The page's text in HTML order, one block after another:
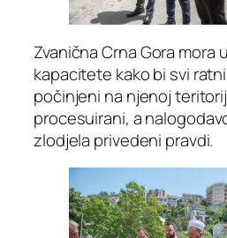
Zvanična Crna Gora mora
kapacitete kako bi svi
počinjeni na njenoj
procesuirani, a
zlodjela privedeni pravdi.